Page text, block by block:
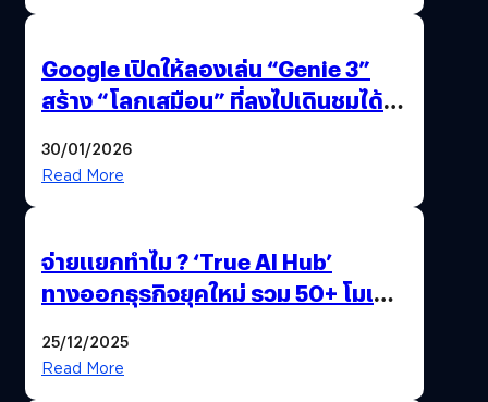
Google เปิดให้ลองเล่น “Genie 3”
สร้าง “โลกเสมือน” ที่ลงไปเดินชมได้
30/01/2026
Read More
จ่ายแยกทำไม ? ‘True AI Hub’
ทางออกธุรกิจยุคใหม่ รวม 50+ โมเดล
25/12/2025
Read More